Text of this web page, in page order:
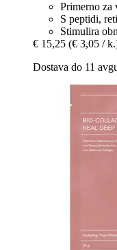
Primerno za
S peptidi,
Stimulira
€ 15,25 (€ 3,05 /
Dostava do 11